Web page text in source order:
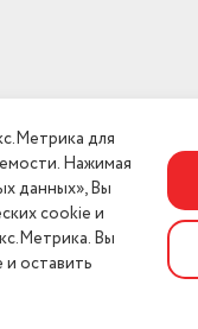
для
Нажимая
данных», Вы
cookie и
Вы
оставить